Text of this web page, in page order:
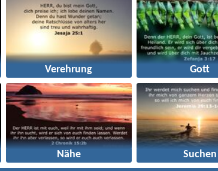
Verehrung Gott
Nähe Suchen